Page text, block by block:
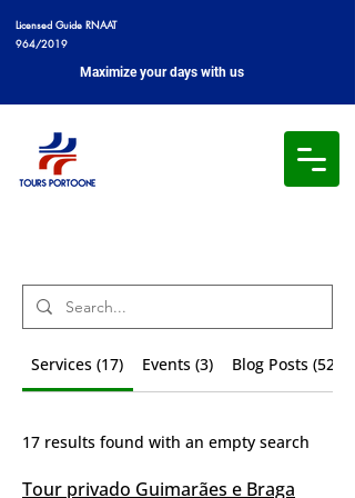
Licensed Guide RNAAT
964/2019
Maximize your days with us
Services (17) Events (3) Blog Posts (52)
17 results found with an empty search
Tour privado Guimarães e Braga